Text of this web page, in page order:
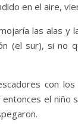
en el aire,
las alas
(el sur), si
con
el